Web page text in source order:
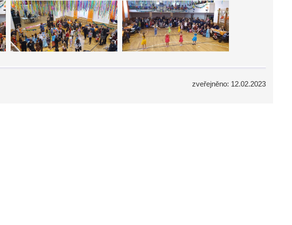
zveřejněno: 12.02.2023